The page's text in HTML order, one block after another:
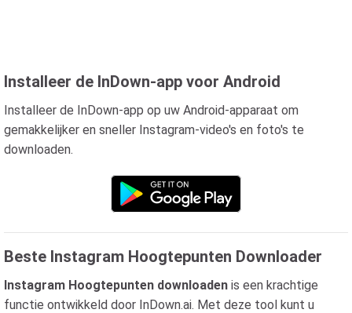
Installeer de InDown-app voor Android
Installeer de InDown-app op uw Android-apparaat om
gemakkelijker en sneller Instagram-video's en foto's te
downloaden.
Beste Instagram Hoogtepunten Downloader
Instagram Hoogtepunten downloaden is een krachtige
functie ontwikkeld door InDown.ai. Met deze tool kunt u